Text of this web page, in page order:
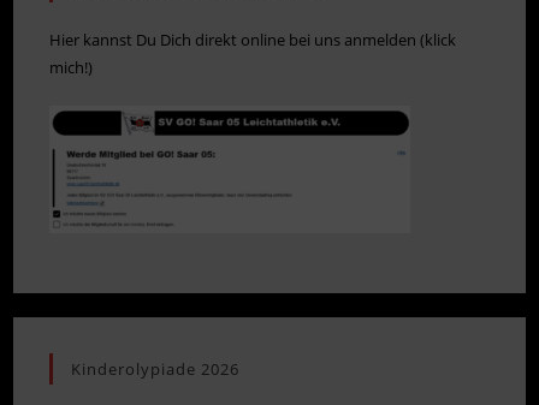
Hier kannst Du Dich direkt online bei uns anmelden (klick
mich!)
Kinderolypiade 2026